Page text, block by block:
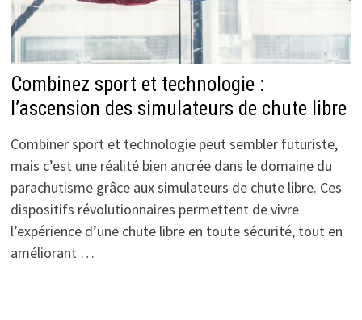
Combinez sport et technologie :
l’ascension des simulateurs de chute libre
Combiner sport et technologie peut sembler futuriste,
mais c’est une réalité bien ancrée dans le domaine du
parachutisme grâce aux simulateurs de chute libre. Ces
dispositifs révolutionnaires permettent de vivre
l’expérience d’une chute libre en toute sécurité, tout en
améliorant …